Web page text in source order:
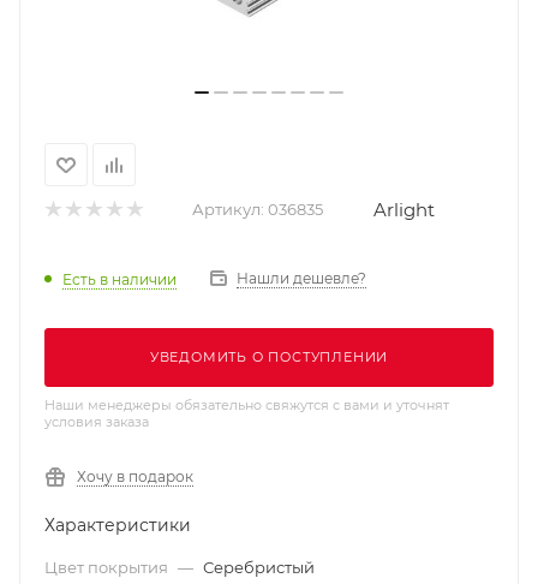
Артикул: 036835 Arlight
Есть в наличии Нашли дешевле?
УВЕДОМИТЬ О ПОСТУПЛЕНИИ
Наши менеджеры обязательно свяжутся с вами и уточнят
условия заказа
Хочу в подарок
Характеристики
Цвет покрытия — Серебристый